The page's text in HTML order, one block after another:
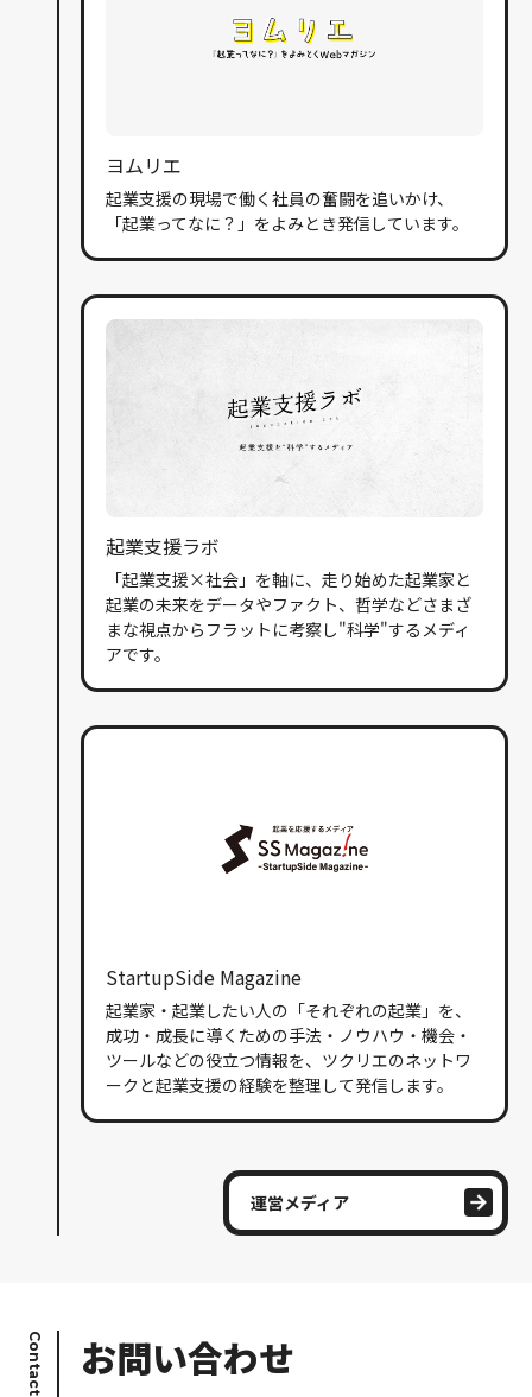
ヨムリエ
起業支援の現場で働く社員の奮闘を追いかけ、
「起業ってなに？」をよみとき発信しています。
起業支援ラボ
「起業支援×社会」を軸に、走り始めた起業家と
起業の未来をデータやファクト、哲学などさまざ
まな視点からフラットに考察し"科学"するメディ
アです。
StartupSide Magazine
起業家・起業したい人の「それぞれの起業」を、
成功・成長に導くための手法・ノウハウ・機会・
ツールなどの役立つ情報を、ツクリエのネットワ
ークと起業支援の経験を整理して発信します。
運営メディア
Contact お問い合わせ